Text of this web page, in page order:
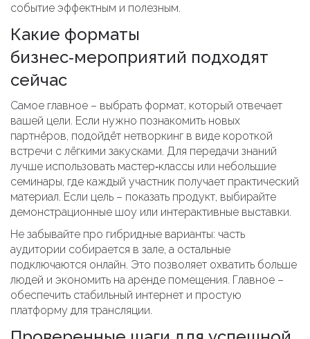
событие эффектным и полезным.
Какие форматы
бизнес‑мероприятий подходят
сейчас
Самое главное – выбрать формат, который отвечает
вашей цели. Если нужно познакомить новых
партнёров, подойдёт нетворкинг в виде короткой
встречи с лёгкими закусками. Для передачи знаний
лучше использовать мастер‑классы или небольшие
семинары, где каждый участник получает практический
материал. Если цель – показать продукт, выбирайте
демонстрационные шоу или интерактивные выставки.
Не забывайте про гибридные варианты: часть
аудитории собирается в зале, а остальные
подключаются онлайн. Это позволяет охватить больше
людей и экономить на аренде помещения. Главное –
обеспечить стабильный интернет и простую
платформу для трансляции.